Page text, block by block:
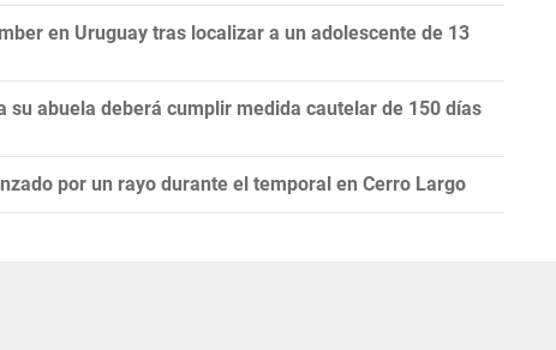
en Uruguay tras localizar a un adolescente de 13
su abuela deberá cumplir medida cautelar de 150 días
por un rayo durante el temporal en Cerro Largo